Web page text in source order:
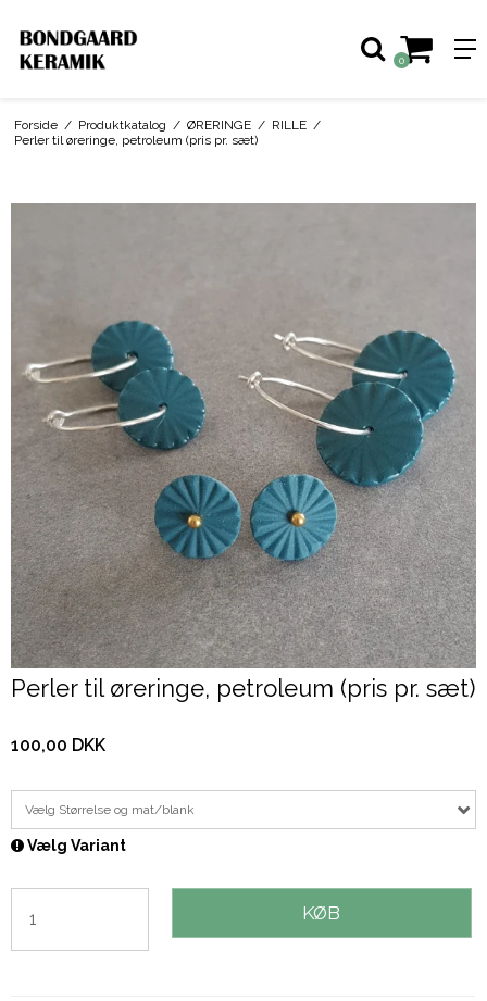
0
Forside / Produktkatalog / ØRERINGE / RILLE /
Perler til øreringe, petroleum (pris pr. sæt)
Perler til øreringe, petroleum (pris pr. sæt)
100,00 DKK
Vælg Størrelse og mat/blank
Vælg Variant
KØB